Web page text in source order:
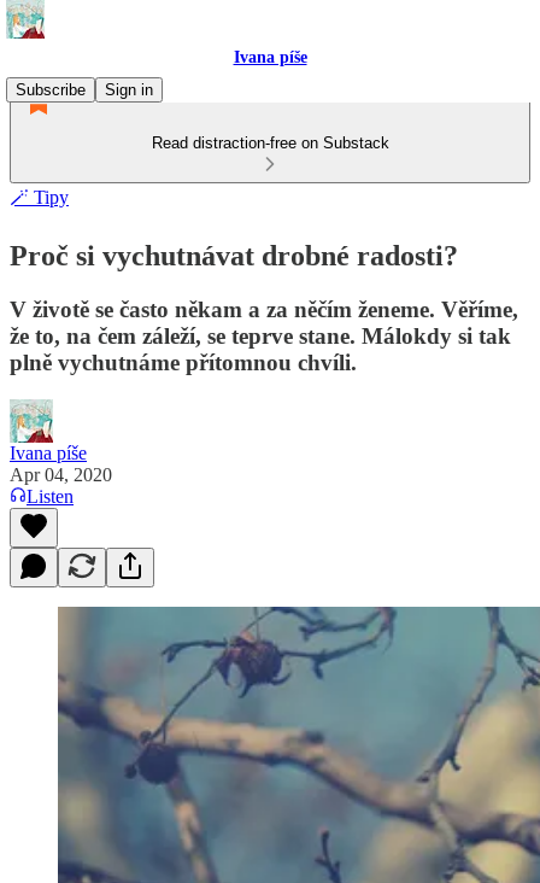
Ivana píše
Subscribe
Sign in
Read distraction-free on Substack
🪄 Tipy
Proč si vychutnávat drobné radosti?
V životě se často někam a za něčím ženeme. Věříme,
že to, na čem záleží, se teprve stane. Málokdy si tak
plně vychutnáme přítomnou chvíli.
Ivana píše
Apr 04, 2020
Listen